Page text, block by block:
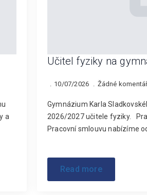
a
Učitel fyziky na
10/07/2026 Žádné
Gymnázium Karla
2026/2027 učitele fyziky.
Pracovní smlouvu nabízíme
Read more